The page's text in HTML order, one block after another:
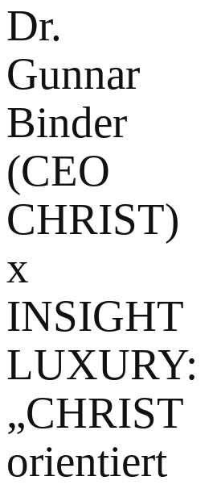
Dr.
Gunnar
Binder
(CEO
CHRIST)
x
INSIGHT
LUXURY:
„CHRIST
orientiert